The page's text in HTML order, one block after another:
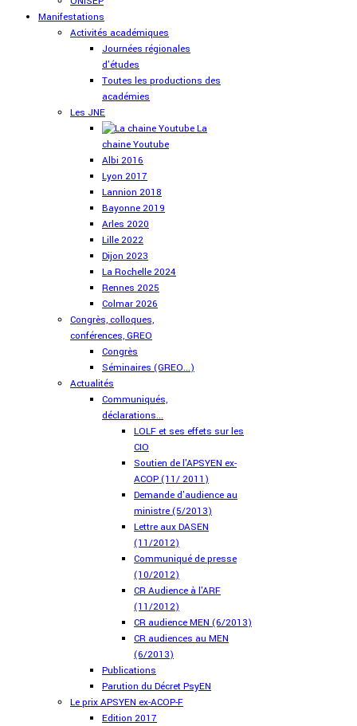
Manifestations
Activités académiques
Journées régionales
d'études
Toutes les productions des
académies
Les JNE
La
chaine Youtube
Albi 2016
Lyon 2017
Lannion 2018
Bayonne 2019
Arles 2020
Lille 2022
Dijon 2023
La Rochelle 2024
Rennes 2025
Colmar 2026
Congrès, colloques,
conférences, GREO
Congrès
Séminaires (GREO...)
Actualités
Communiqués,
déclarations...
LOLF et ses effets sur les
CIO
Soutien de l'APSYEN ex-
ACOP (11/ 2011)
Demande d'audience au
ministre (5/2013)
Lettre aux DASEN
(11/2012)
Communiqué de presse
(10/2012)
CR Audience à l'ARF
(11/2012)
CR audience MEN (6/2013)
CR audiences au MEN
(6/2013)
Publications
Parution du Décret PsyEN
Le prix APSYEN ex-ACOP-F
Edition 2017